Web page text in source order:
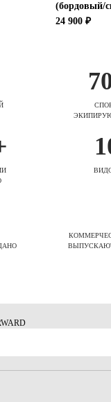
(бордовый/
24 900 ₽